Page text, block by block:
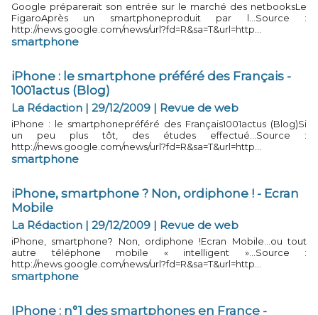
Google préparerait son entrée sur le marché des netbooksLe
FigaroAprès un smartphoneproduit par l...Source :
http://news.google.com/news/url?fd=R&sa=T&url=http...
smartphone
iPhone : le smartphone préféré des Français -
1001actus (Blog)
La Rédaction | 29/12/2009 | Revue de web
iPhone : le smartphonepréféré des Français1001actus (Blog)Si
un peu plus tôt, des études effectué...Source :
http://news.google.com/news/url?fd=R&sa=T&url=http...
smartphone
iPhone, smartphone ? Non, ordiphone ! - Ecran
Mobile
La Rédaction | 29/12/2009 | Revue de web
iPhone, smartphone? Non, ordiphone !Ecran Mobile...ou tout
autre téléphone mobile « intelligent »...Source :
http://news.google.com/news/url?fd=R&sa=T&url=http...
smartphone
IPhone : n°1 des smartphones en France -